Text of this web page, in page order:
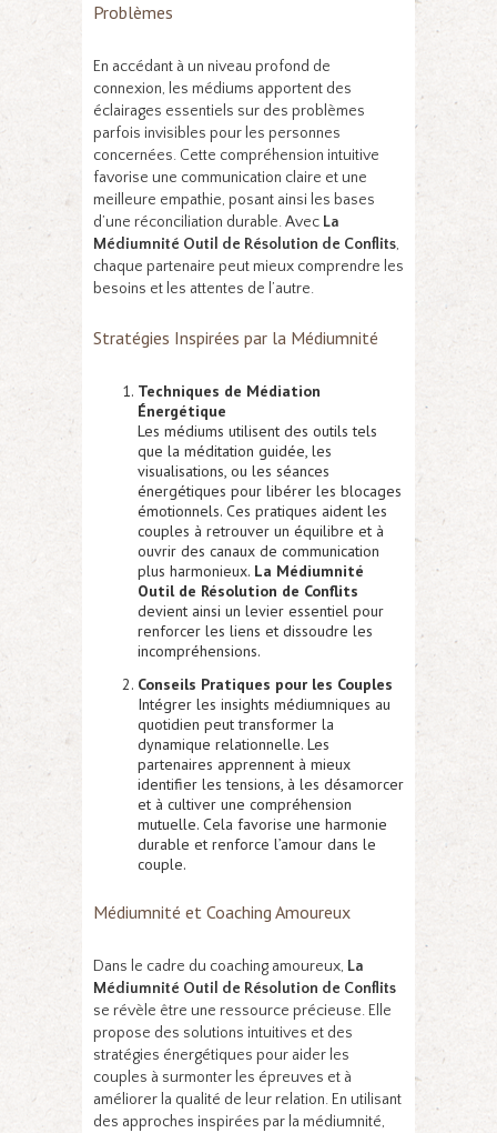
Problèmes
En accédant à un niveau profond de
connexion, les médiums apportent des
éclairages essentiels sur des problèmes
parfois invisibles pour les personnes
concernées. Cette compréhension intuitive
favorise une communication claire et une
meilleure empathie, posant ainsi les bases
d’une réconciliation durable. Avec La
Médiumnité Outil de Résolution de Conflits,
chaque partenaire peut mieux comprendre les
besoins et les attentes de l’autre.
Stratégies Inspirées par la Médiumnité
Techniques de Médiation
Énergétique
Les médiums utilisent des outils tels
que la méditation guidée, les
visualisations, ou les séances
énergétiques pour libérer les blocages
émotionnels. Ces pratiques aident les
couples à retrouver un équilibre et à
ouvrir des canaux de communication
plus harmonieux. La Médiumnité
Outil de Résolution de Conflits
devient ainsi un levier essentiel pour
renforcer les liens et dissoudre les
incompréhensions.
Conseils Pratiques pour les Couples
Intégrer les insights médiumniques au
quotidien peut transformer la
dynamique relationnelle. Les
partenaires apprennent à mieux
identifier les tensions, à les désamorcer
et à cultiver une compréhension
mutuelle. Cela favorise une harmonie
durable et renforce l’amour dans le
couple.
Médiumnité et Coaching Amoureux
Dans le cadre du coaching amoureux, La
Médiumnité Outil de Résolution de Conflits
se révèle être une ressource précieuse. Elle
propose des solutions intuitives et des
stratégies énergétiques pour aider les
couples à surmonter les épreuves et à
améliorer la qualité de leur relation. En utilisant
des approches inspirées par la médiumnité,